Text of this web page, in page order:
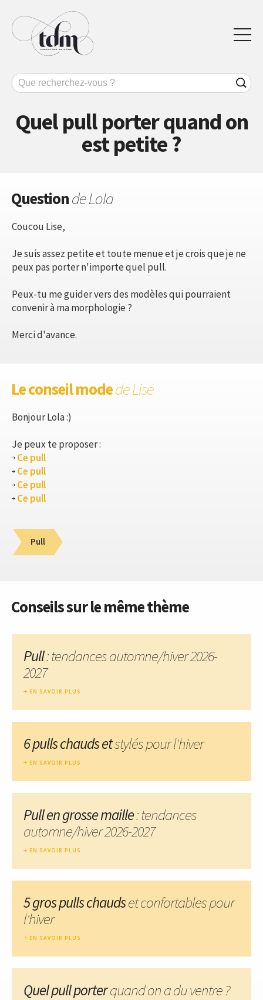
Quel pull porter quand on
est petite ?
Questionde Lola
Coucou Lise,
Je suis assez petite et toute menue et je crois que je ne
peux pas porter n'importe quel pull.
Peux-tu me guider vers des modèles qui pourraient
convenir à ma morphologie ?
Merci d'avance.
Le conseil modede Lise
Bonjour Lola :)
Je peux te proposer :
Ce pull
Ce pull
Ce pull
Ce pull
Pull
Conseils sur le même thème
Pull: tendances automne/hiver 2026-
2027
EN SAVOIR PLUS
6 pulls chauds etstylés pour l'hiver
EN SAVOIR PLUS
Pull en grosse maille: tendances
automne/hiver 2026-2027
EN SAVOIR PLUS
5 gros pulls chaudset confortables pour
l'hiver
EN SAVOIR PLUS
Quel pull porterquand on a du ventre ?